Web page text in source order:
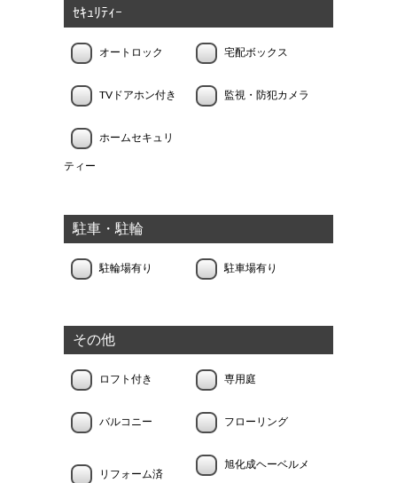
ｾｷｭﾘﾃｨｰ
オートロック 宅配ボックス
TVドアホン付き 監視・防犯カメラ
ホームセキュリ
ティー
駐車・駐輪
駐輪場有り 駐車場有り
その他
ロフト付き 専用庭
バルコニー フローリング
リフォーム済
旭化成ヘーベルメ